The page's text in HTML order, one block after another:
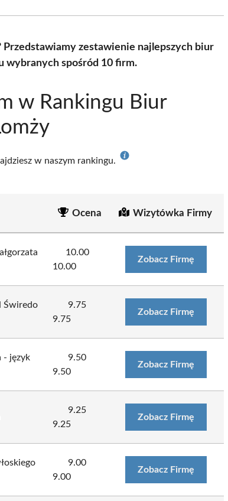
(Twitter)
Przedstawiamy zestawienie najlepszych biur
wybranych spośród 10 firm.
w Rankingu Biur
w naszym rankingu.
Ocena Wizytówka Firmy
10.00
10.00
Zobacz Firmę
Świredo
9.75
9.75
Zobacz Firmę
- język
9.50
9.50
Zobacz Firmę
9.25
9.25
Zobacz Firmę
9.00
9.00
Zobacz Firmę